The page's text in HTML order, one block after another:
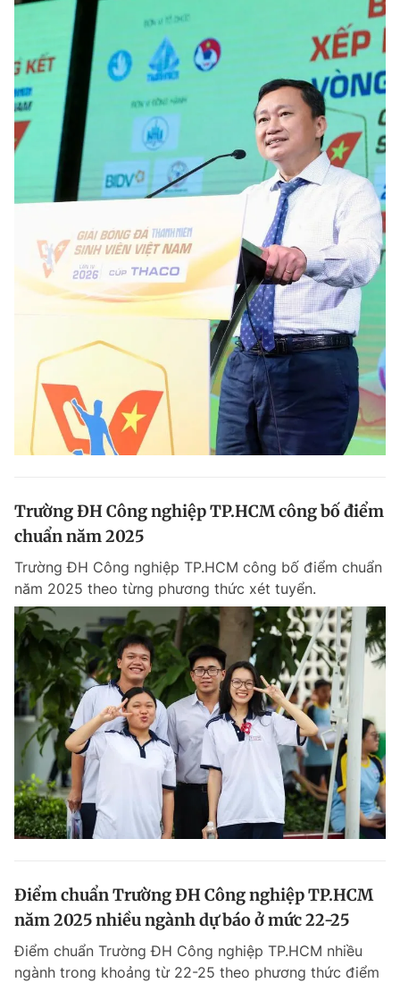
Theo dõi báo trên
Hotline
0906 645 777
Liên hệ quảng cáo
0908 780 404
Đặt báo Quảng cáo Tòa soạn Chính sách bảo
Tổng biên tập: Nguyễn Ngọc Toàn
Phó tổng biên tập thường trực: Hải Thành
Phó tổng biên tập: Lâm Hiếu Dũng
Tổng thư ký tòa soạn: Đức Trung
Giấy phép xuất bản số 110/GP - BTTTT cấp ngày 24.3.2020
© 2003-2026 Bản quyền thuộc về Báo Thanh Niên. Cấm sao chép
dưới mọi hình thức nếu không có sự chấp thuận bằng văn bản.
Phát triển bởi ePi Technologies, JSC.
Trường ĐH Công nghiệp TP.HCM công bố điểm
chuẩn năm 2025
Trường ĐH Công nghiệp TP.HCM công bố điểm chuẩn
năm 2025 theo từng phương thức xét tuyển.
Điểm chuẩn Trường ĐH Công nghiệp TP.HCM
năm 2025 nhiều ngành dự báo ở mức 22-25
Điểm chuẩn Trường ĐH Công nghiệp TP.HCM nhiều
ngành trong khoảng từ 22-25 theo phương thức điểm